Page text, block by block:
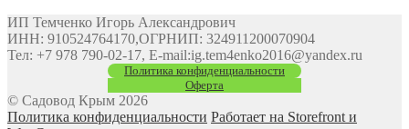
ИП Темченко Игорь Александрович
ИНН: 910524764170,ОГРНИП: 324911200070904
Тел: +7 978 790-02-17, E-mail:ig.tem4enko2016@yandex.ru
Политика конфиденциальности
Оферта
© Садовод Крым 2026
Политика конфиденциальности Работает на Storefront и